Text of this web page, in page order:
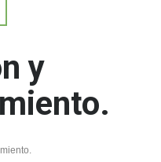
y